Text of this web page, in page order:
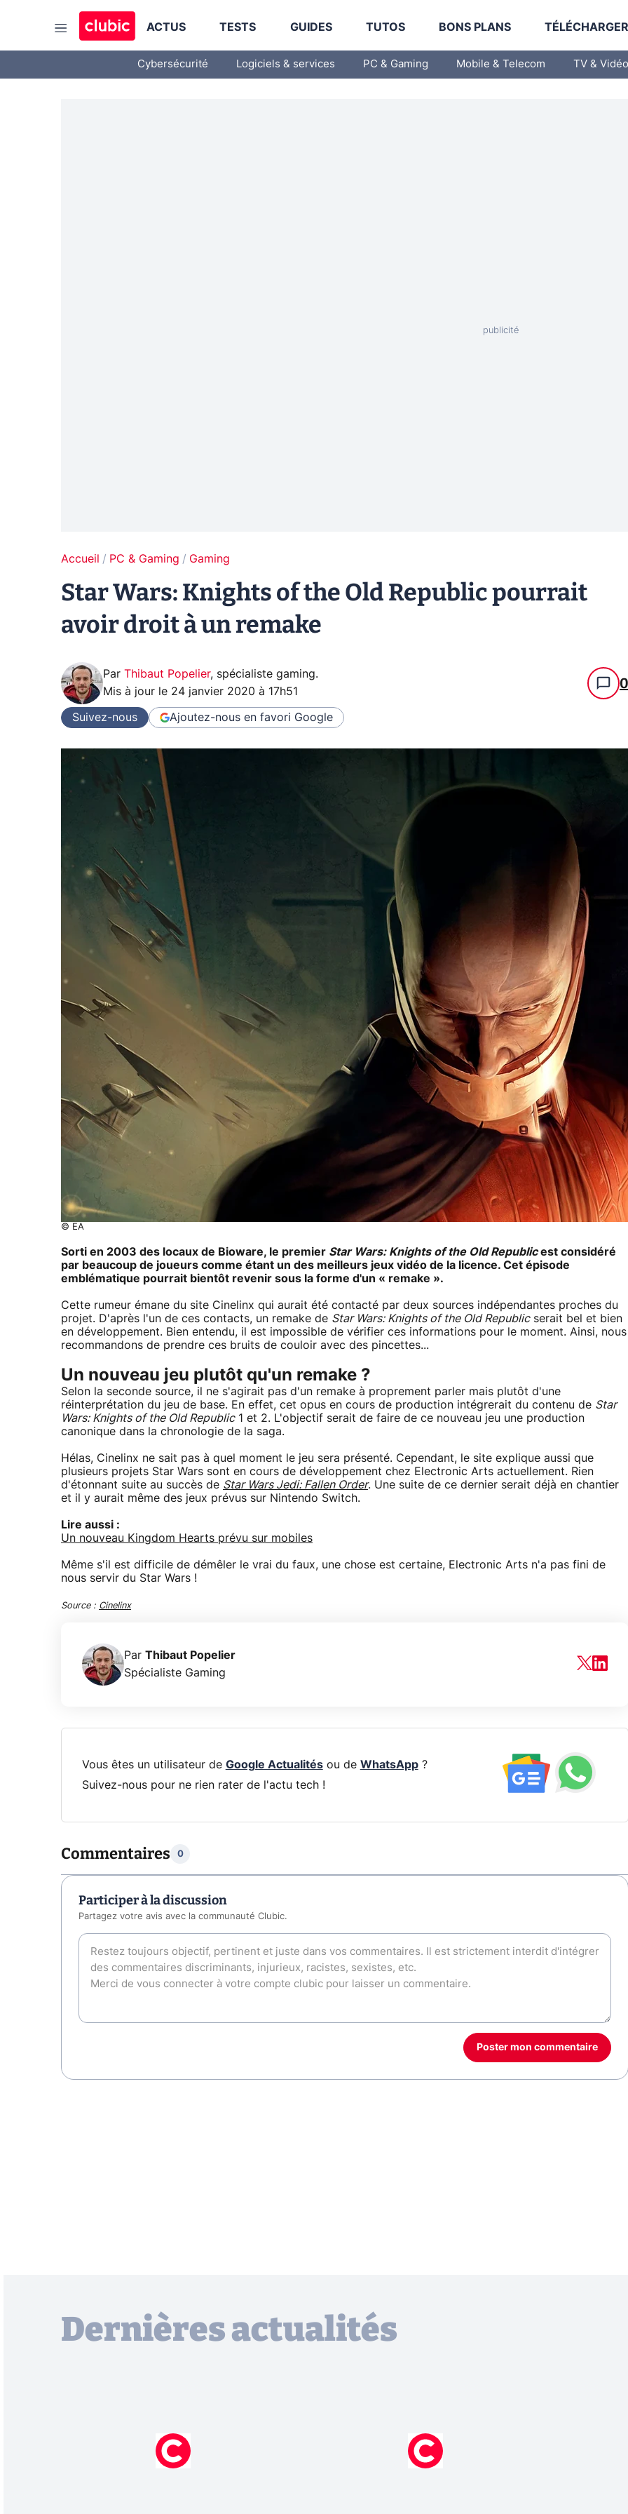
ACTUS TESTS GUIDES TUTOS BONS PLANS
Cybersécurité Logiciels & services PC & Gaming Mobile & Telecom TV & Vidéo
Accueil PC & Gaming Gaming
Star Wars: Knights of the Old Republic pourrait
avoir droit à un remake
Par Thibaut Popelier, spécialiste gaming.
Mis à jour le 24 janvier 2020 à 17h51 0
Suivez-nous Ajoutez-nous en favori Google
© EA
Sorti en 2003 des locaux de Bioware, le premier Star Wars: Knights of the Old Republicest considéré
par beaucoup de joueurs comme étant un des meilleurs jeux vidéo de la licence. Cet épisode
emblématique pourrait bientôt revenir sous la forme d'un « remake ».
Cette rumeur émane du site Cinelinx qui aurait été contacté par deux sources indépendantes proches du
projet. D'après l'un de ces contacts, un remake de Star Wars: Knights of the Old Republicserait bel et bien
en développement. Bien entendu, il est impossible de vérifier ces informations pour le moment. Ainsi, nous
recommandons de prendre ces bruits de couloir avec des pincettes...
Un nouveau jeu plutôt qu'un remake ?
Selon la seconde source, il ne s'agirait pas d'un remake à proprement parler mais plutôt d'une
réinterprétation du jeu de base. En effet, cet opus en cours de production intégrerait du contenu de Star
Wars: Knights of the Old Republic1 et 2. L'objectif serait de faire de ce nouveau jeu une production
canonique dans la chronologie de la saga.
Hélas, Cinelinx ne sait pas à quel moment le jeu sera présenté. Cependant, le site explique aussi que
plusieurs projets Star Wars sont en cours de développement chez Electronic Arts actuellement. Rien
d'étonnant suite au succès de Star Wars Jedi: Fallen Order. Une suite de ce dernier serait déjà en chantier
et il y aurait même des jeux prévus sur Nintendo Switch.
Lire aussi :
Un nouveau Kingdom Hearts prévu sur mobiles
Même s'il est difficile de démêler le vrai du faux, une chose est certaine, Electronic Arts n'a pas fini de
nous servir du Star Wars !
Source : Cinelinx
Par Thibaut Popelier
Spécialiste Gaming
Vous êtes un utilisateur de Google Actualitésou de WhatsApp?
Suivez-nous pour ne rien rater de l'actu tech !
Commentaires 0
Participer à la discussion
Partagez votre avis avec la communauté Clubic.
Poster mon commentaire
Dernières actualités